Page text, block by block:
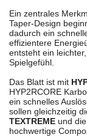
Ein zentrales
Taper-Design
dadurch ein
effizientere
entsteht ein
Spielgefühl.
Das Blatt ist mit
HYP2RCORE
ein schnelles
sollen gleichzeitig
TEXTREME und die
hochwertige